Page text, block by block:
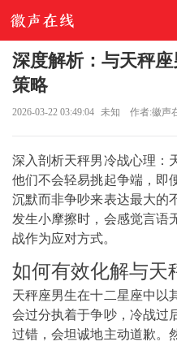
深度解析：与天秤
策略
2026-03-22 03:49:04 未知 作者:徽声
深入剖析天秤男冷战心理：
他们不会轻易挑起争端，即
沉默而非争吵来表达最大的
发生小摩擦时，会感觉言语
战作为应对方式。
如何有效化解与天
天秤座男生在十二星座中以
会过分执着于争吵，冷战过
过错，会坦诚地主动道歉。